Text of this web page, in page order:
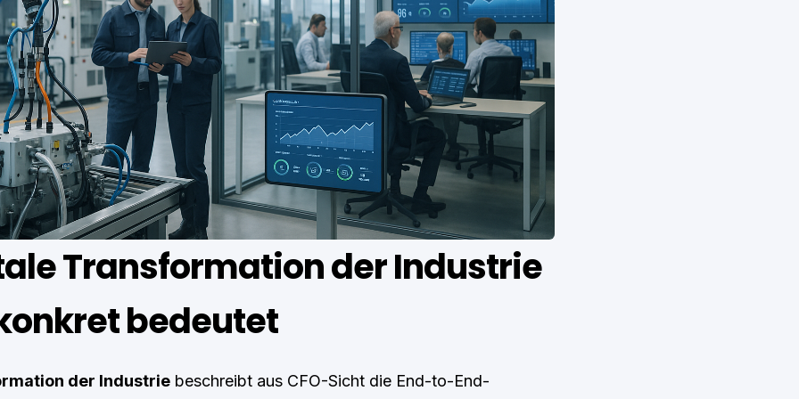
Transformation der Industrie
bedeutet
der Industriebeschreibt aus CFO-Sicht die End-to-End-